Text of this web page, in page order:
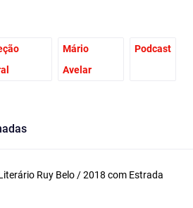
Mário
Avelar
Podcast
Ruy Belo / 2018 com Estrada